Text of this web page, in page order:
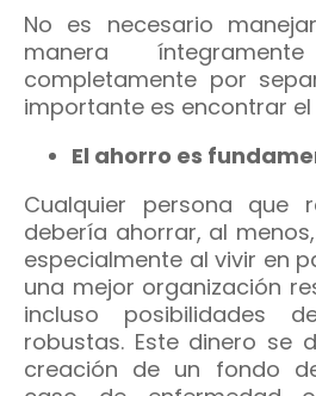
No es necesario
manera
completamente por
importante es encontrar el
El ahorro es
Cualquier persona que
debería ahorrar, al
especialmente al vivir en
una mejor organización
incluso posibilidades
robustas. Este dinero se
creación de un fondo